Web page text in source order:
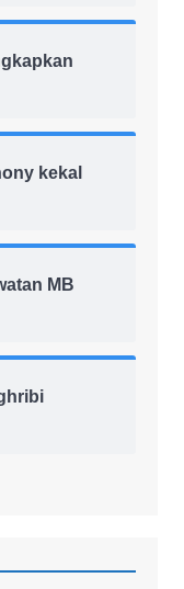
kekal
MB